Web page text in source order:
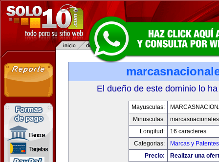
El dueño de este dominio lo
Mayusculas:
Minusculas:
Longitud:
16 caracteres
Categorias:
Marcas y Patentes
Precio:
Realizar una